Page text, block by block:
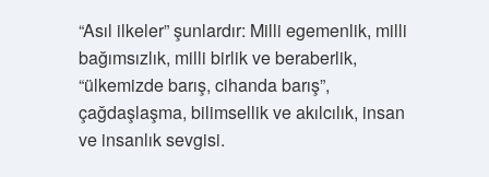
“Asıl ilkeler” şunlardır: Milli egemenlik, milli
bağımsızlık, milli birlik ve beraberlik,
“ülkemizde barış, cihanda barış”,
çağdaşlaşma, bilimsellik ve akılcılık, insan
ve insanlık sevgisi.